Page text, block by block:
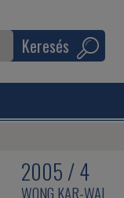
Keresés
2005 / 4
WONG KAR-WAI